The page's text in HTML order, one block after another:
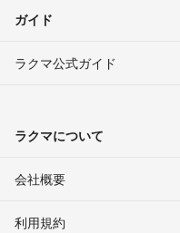
ガイド
ラクマ公式ガイド
ラクマについて
会社概要
利用規約